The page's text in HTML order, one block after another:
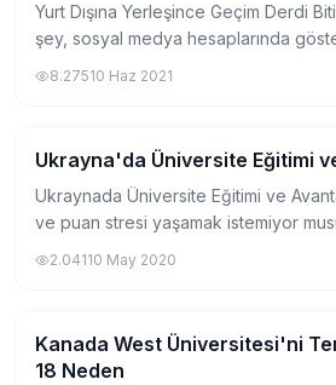
Yurt Dışına Yerleşince Geçim Derdi
şey, sosyal medya hesaplarında
8.27510 Haz 2021
Yurtdışında Üniversite
Ukrayna'da Üniversite Eğitimi
Ukraynada Üniversite Eğitimi ve Avantajları Sınav,
ve puan stresi yaşamak istemiyor
Kariyerinizde farklılık mı yaratmak...
2.04110 May 2020
Yurtdışında Üniversite
Kanada West Üniversitesi'ni
18 Neden